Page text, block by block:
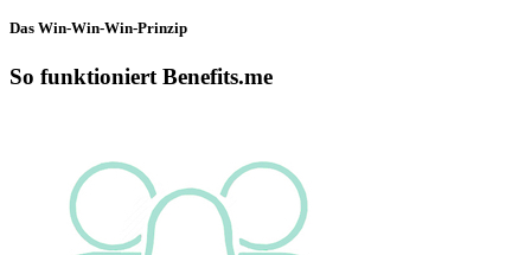
Das Win-Win-Win-Prinzip
So funktioniert Benefits.me